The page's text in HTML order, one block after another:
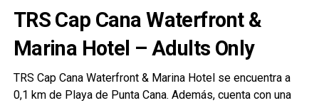
TRS Cap Cana Waterfront &
Marina Hotel – Adults Only
TRS Cap Cana Waterfront & Marina Hotel se encuentra a
0,1 km de Playa de Punta Cana. Además, cuenta con una